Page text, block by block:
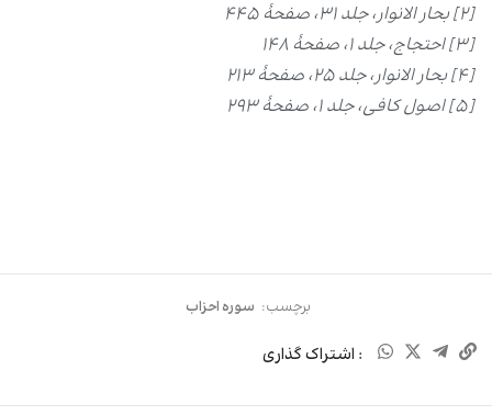
[۲] بحار الانوار، جلد ۳۱، صفحۀ ۴۴۵
[۳] احتجاج، جلد ۱، صفحۀ ۱۴۸
[۴] بحار الانوار، جلد ۲۵، صفحۀ ۲۱۳
[۵] اصول کافی، جلد ۱، صفحۀ ۲۹۳
برچسب: سوره احزاب
: اشتراک گذاری